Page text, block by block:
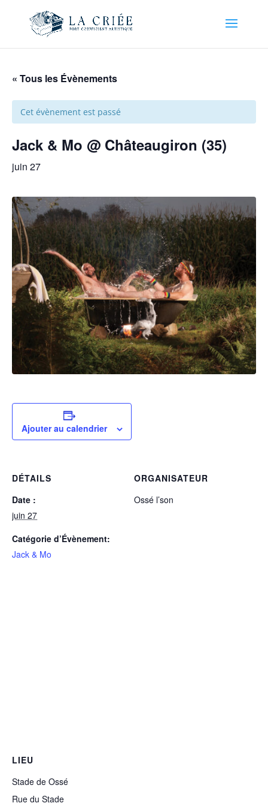
« Tous les Évènements
Cet évènement est passé
Jack & Mo @ Châteaugiron (35)
juin 27
Ajouter au calendrier
DÉTAILS
Date :
juin 27
Catégorie d’Évènement:
Jack & Mo
ORGANISATEUR
Ossé l’son
LIEU
Stade de Ossé
Rue du Stade